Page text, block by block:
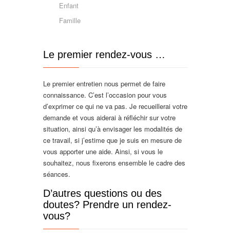
Enfant
Famille
Le premier rendez-vous …
Le premier entretien nous permet de faire
connaissance. C’est l’occasion pour vous
d’exprimer ce qui ne va pas. Je recueillerai votre
demande et vous aiderai à réfléchir sur votre
situation, ainsi qu’à envisager les modalités de
ce travail, si j’estime que je suis en mesure de
vous apporter une aide. Ainsi, si vous le
souhaitez, nous fixerons ensemble le cadre des
séances.
D’autres questions ou des
doutes? Prendre un rendez-
vous?